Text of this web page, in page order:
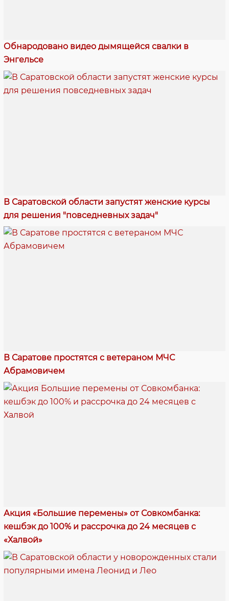
Обнародовано видео дымящейся свалки в
Энгельсе
В Саратовской области запустят женские курсы
для решения "повседневных задач"
В Саратове простятся с ветераном МЧС
Абрамовичем
Акция «Большие перемены» от Совкомбанка:
кешбэк до 100% и рассрочка до 24 месяцев с
«Халвой»